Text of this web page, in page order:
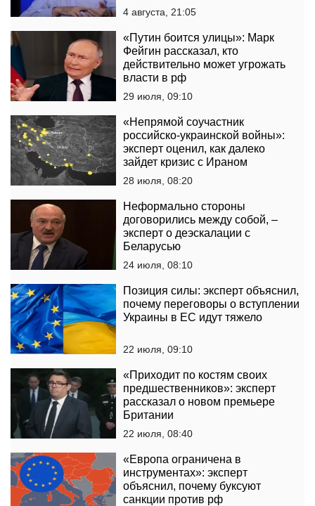
4 августа, 21:05
«Путин боится улицы»: Марк
Фейгин рассказал, кто
действительно может угрожать
власти в рф
29 июля, 09:10
«Непрямой соучастник
российско-украинской войны»:
эксперт оценил, как далеко
зайдет кризис с Ираном
28 июля, 08:20
Неформально стороны
договорились между собой, –
эксперт о деэскалации с
Беларусью
24 июля, 08:10
Позиция силы: эксперт объяснил,
почему переговоры о вступлении
Украины в ЕС идут тяжело
22 июля, 09:10
«Приходит по костям своих
предшественников»: эксперт
рассказал о новом премьере
Британии
22 июля, 08:40
«Европа ограничена в
инструментах»: эксперт
объяснил, почему буксуют
санкции против рф